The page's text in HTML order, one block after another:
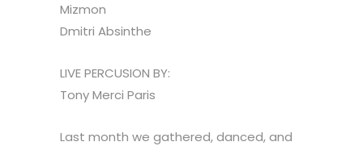
Mizmon
Dmitri Absinthe
LIVE PERCUSION BY:
Tony Merci Paris
Last month we gathered, danced, and